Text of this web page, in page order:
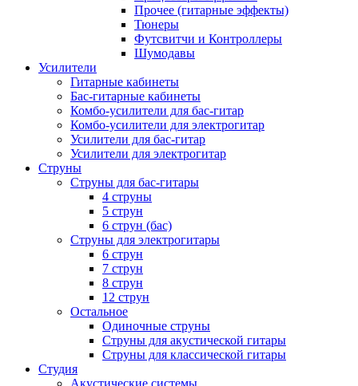
Прочее (гитарные эффекты)
Тюнеры
Футсвитчи и Контроллеры
Шумодавы
Усилители
Гитарные кабинеты
Бас-гитарные кабинеты
Комбо-усилители для бас-гитар
Комбо-усилители для электрогитар
Усилители для бас-гитар
Усилители для электрогитар
Струны
Струны для бас-гитары
4 струны
5 струн
6 струн (бас)
Струны для электрогитары
6 струн
7 струн
8 струн
12 струн
Остальное
Одиночные струны
Струны для акустической гитары
Струны для классической гитары
Студия
Акустические системы